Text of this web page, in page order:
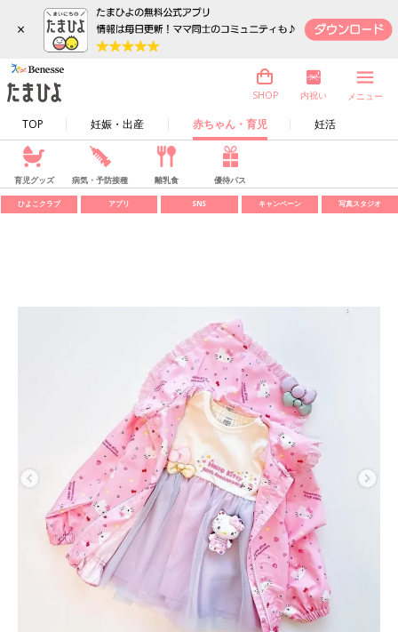
×
TOP 妊娠・出産 赤ちゃん・育児 妊活
SHOP 内祝い メニュー
育児グッズ 病気・予防接種 離乳食 優待パス
ひよこクラブ アプリ SNS キャンペーン 写真スタジオ